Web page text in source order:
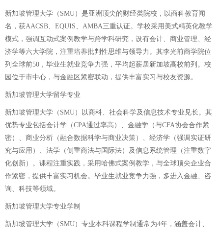
新加坡管理大学（SMU）是亚洲顶尖的财经类院校，以商科教育闻
名，获AACSB、EQUIS、AMBA三重认证。学校采用美式精英化教学
模式，强调互动式案例教学与跨学科研究，设有会计、商业管理、经
济学等六大学院，注重培养批判性思维与领导力。其李光前商学院位
列全球前50，毕业生就业竞争力强，平均起薪居新加坡高校前列。校
园位于市中心，与金融区紧密联动，提供丰富实习与校友资源。
新加坡管理大学留学专业
新加坡管理大学（SMU）以商科、社会科学及信息技术专业见长。其
优势专业包括会计学（CPA通过率高）、金融学（与CFA协会合作紧
密）、商业分析（融合数据科学与商业决策）、经济学（强调实证研
究与应用）、法学（侧重商法与国际法）及信息系统管理（注重数字
化创新）。课程注重实践，采用哈佛式案例教学，与全球顶尖企业合
作紧密，提供丰富实习机会。毕业生就业竞争力强，多进入金融、咨
询、科技等领域。
新加坡管理大学专业学制
新加坡管理大学（SMU）专业本科课程学制通常为4年，涵盖会计、